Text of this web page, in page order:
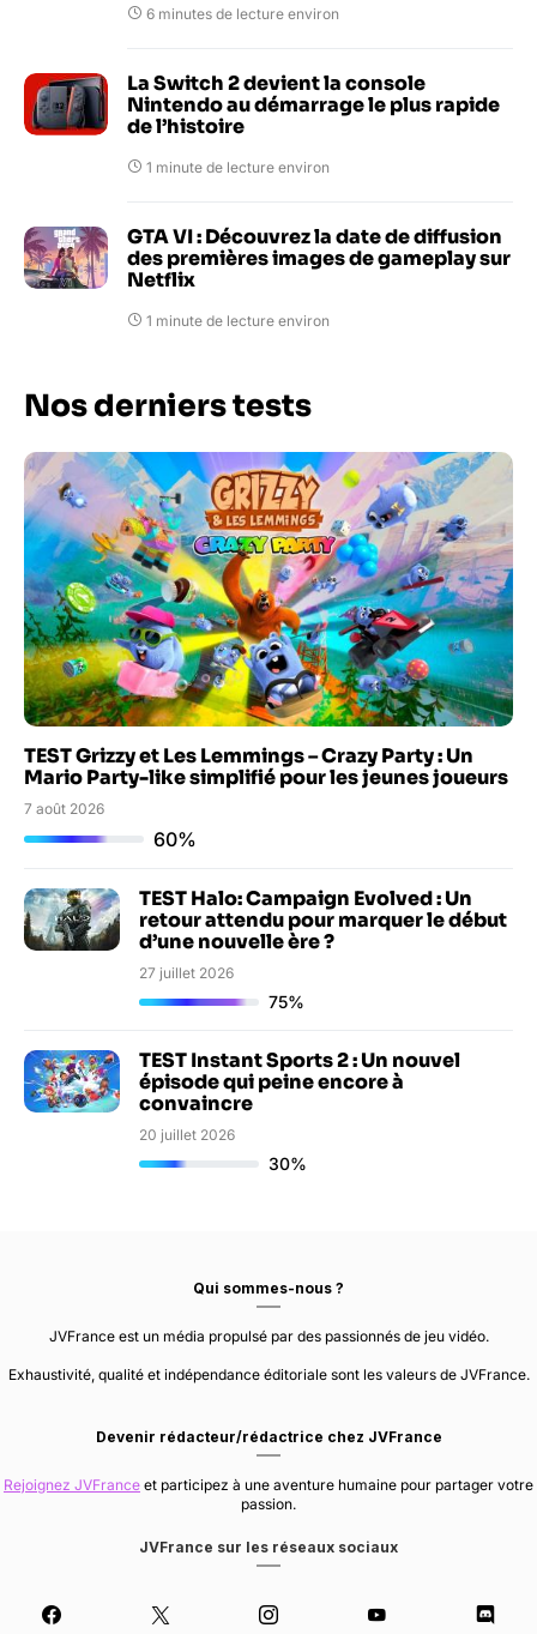
6 minutes de lecture environ
La Switch 2 devient la console
Nintendo au démarrage le plus rapide
de l’histoire
1 minute de lecture environ
GTA VI : Découvrez la date de diffusion
des premières images de gameplay sur
Netflix
1 minute de lecture environ
Nos derniers tests
TEST Grizzy et Les Lemmings – Crazy Party : Un
Mario Party-like simplifié pour les jeunes joueurs
7 août 2026
60%
TEST Halo: Campaign Evolved : Un
retour attendu pour marquer le début
d’une nouvelle ère ?
27 juillet 2026
75%
TEST Instant Sports 2 : Un nouvel
épisode qui peine encore à
convaincre
20 juillet 2026
30%
Qui sommes-nous ?
JVFrance est un média propulsé par des passionnés de jeu vidéo.
Exhaustivité, qualité et indépendance éditoriale sont les valeurs de JVFrance.
Devenir rédacteur/rédactrice chez JVFrance
Rejoignez JVFrance et participez à une aventure humaine pour partager votre
passion.
JVFrance sur les réseaux sociaux